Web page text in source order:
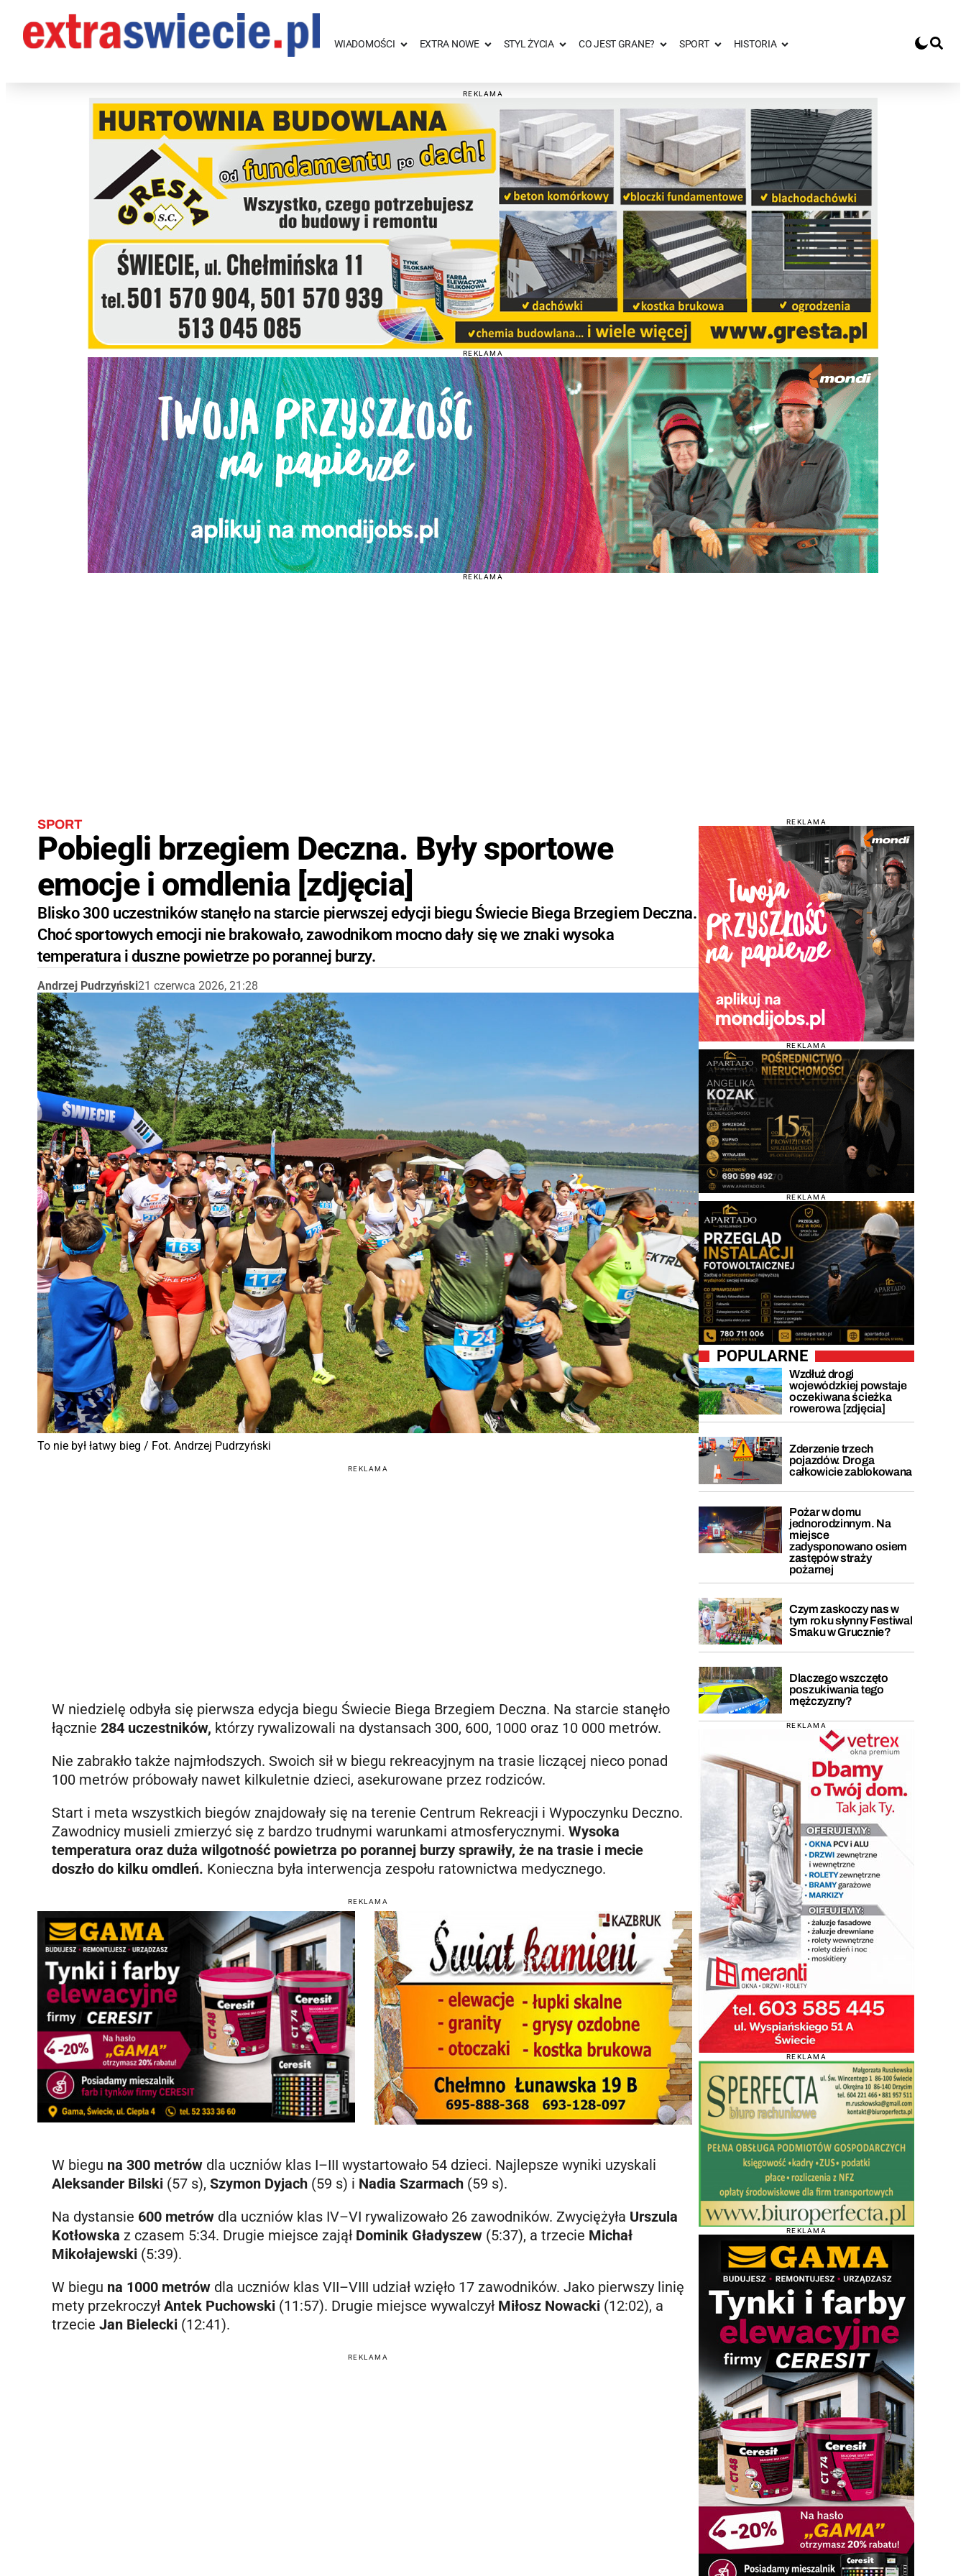
WIADOMOŚCI EXTRA NOWE STYL ŻYCIA CO JEST GRANE? SPORT HISTORIA
REKLAMA
REKLAMA
REKLAMA
SPORT
Pobiegli brzegiem Deczna. Były sportowe
emocje i omdlenia [zdjęcia]
Blisko 300 uczestników stanęło na starcie pierwszej edycji biegu Świecie Biega Brzegiem Deczna.
Choć sportowych emocji nie brakowało, zawodnikom mocno dały się we znaki wysoka
temperatura i duszne powietrze po porannej burzy.
Andrzej Pudrzyński21 czerwca 2026, 21:28
To nie był łatwy bieg / Fot. Andrzej Pudrzyński
REKLAMA
W niedzielę odbyła się pierwsza edycja biegu Świecie Biega Brzegiem Deczna. Na starcie stanęło
łącznie 284 uczestników, którzy rywalizowali na dystansach 300, 600, 1000 oraz 10 000 metrów.
Nie zabrakło także najmłodszych. Swoich sił w biegu rekreacyjnym na trasie liczącej nieco ponad
100 metrów próbowały nawet kilkuletnie dzieci, asekurowane przez rodziców.
Start i meta wszystkich biegów znajdowały się na terenie Centrum Rekreacji i Wypoczynku Deczno.
Zawodnicy musieli zmierzyć się z bardzo trudnymi warunkami atmosferycznymi. Wysoka
temperatura oraz duża wilgotność powietrza po porannej burzy sprawiły, że na trasie i mecie
doszło do kilku omdleń. Konieczna była interwencja zespołu ratownictwa medycznego.
REKLAMA
W biegu na 300 metrów dla uczniów klas I–III wystartowało 54 dzieci. Najlepsze wyniki uzyskali
Aleksander Bilski (57 s), Szymon Dyjach (59 s) i Nadia Szarmach (59 s).
Na dystansie 600 metrów dla uczniów klas IV–VI rywalizowało 26 zawodników. Zwyciężyła Urszula
Kotłowska z czasem 5:34. Drugie miejsce zajął Dominik Gładyszew (5:37), a trzecie Michał
Mikołajewski (5:39).
W biegu na 1000 metrów dla uczniów klas VII–VIII udział wzięło 17 zawodników. Jako pierwszy linię
mety przekroczyłAntek Puchowski (11:57). Drugie miejsce wywalczył Miłosz Nowacki (12:02), a
trzecie Jan Bielecki (12:41).
REKLAMA
REKLAMA
REKLAMA
REKLAMA
POPULARNE
Wzdłuż drogi
wojewódzkiej powstaje
oczekiwana ścieżka
rowerowa [zdjęcia]
Zderzenie trzech
pojazdów. Droga
całkowicie zablokowana
Pożar w domu
jednorodzinnym. Na
miejsce
zadysponowano osiem
zastępów straży
pożarnej
Czym zaskoczy nas w
tym roku słynny Festiwal
Smaku w Grucznie?
Dlaczego wszczęto
poszukiwania tego
mężczyzny?
REKLAMA
REKLAMA
REKLAMA